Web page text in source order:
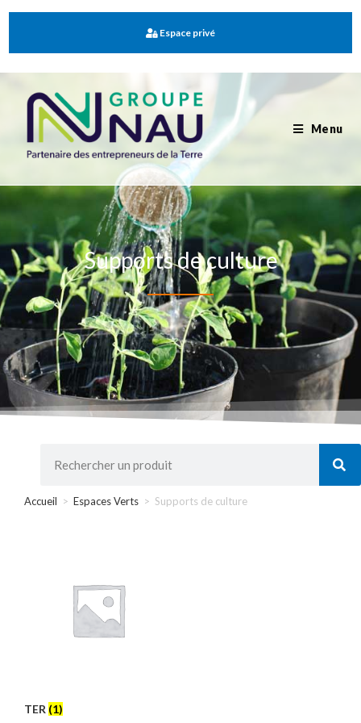
Espace privé
Menu
Supports de culture
Accueil > Espaces Verts > Supports de culture
TER (1)